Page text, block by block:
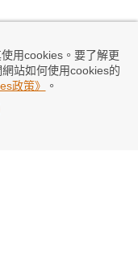
用cookies。要了解更
站如何使用cookies的
政策》 。